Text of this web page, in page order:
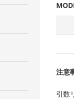
注意
引数